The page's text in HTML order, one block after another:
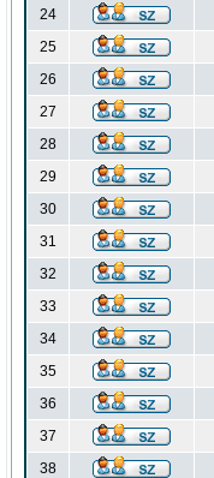
24
25
26
27
28
29
30
31
32
33
34
35
36
37
38